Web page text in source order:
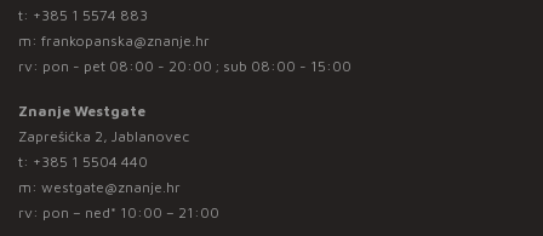
t: +385 1 5574 883
m: frankopanska@znanje.hr
rv: pon - pet 08:00 - 20:00 ; sub 08:00 - 15:00
Znanje Westgate
Zaprešićka 2, Jablanovec
t: +385 1 5504 440
m: westgate@znanje.hr
rv: pon – ned* 10:00 – 21:00